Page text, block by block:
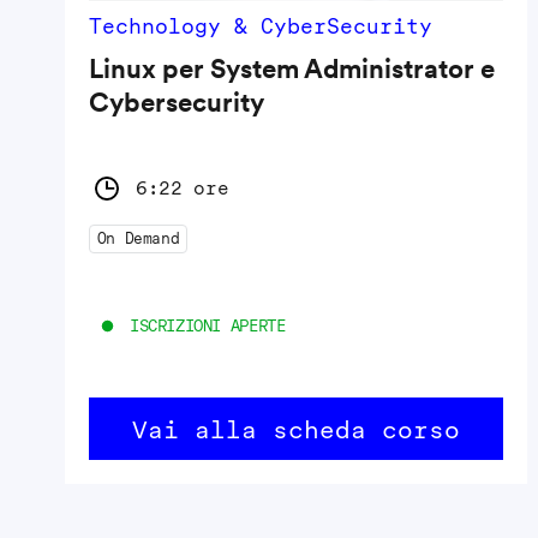
Technology & CyberSecurity
Linux per System Administrator e
Cybersecurity
6:22 ore
On Demand
ISCRIZIONI APERTE
Vai alla scheda corso